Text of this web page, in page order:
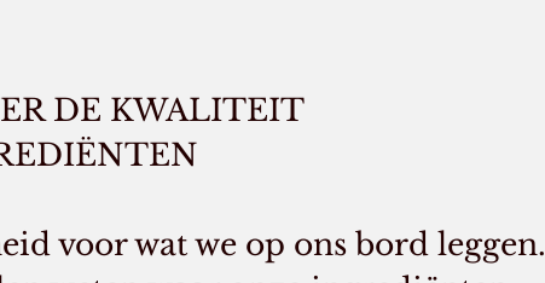
DE KWALITEIT
voor wat we op ons bord leggen.